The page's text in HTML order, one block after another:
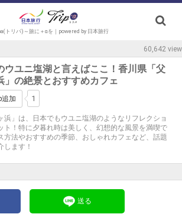
トリパ)～旅に＋αを｜powered by 日本旅行
60,642 view
ウユニ塩湖と言えばここ！香川県「父
」の絶景とおすすめカフェ
追加 1
浜」は、日本でもウユニ塩湖のようなリフレクショ
ト！特に夕暮れ時は美しく、幻想的な風景を満喫で
法やおすすめの季節、おしゃれカフェなど、話題
します！
送る